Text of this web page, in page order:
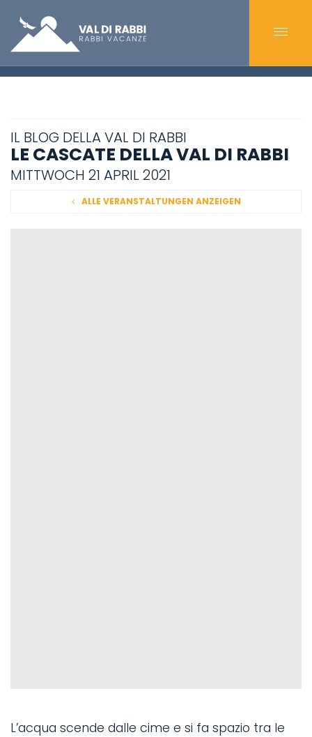
IL BLOG DELLA VAL DI RABBI
LE CASCATE DELLA VAL DI RABBI
MITTWOCH 21 APRIL 2021
ALLE VERANSTALTUNGEN ANZEIGEN
L’acqua scende dalle cime e si fa spazio tra le